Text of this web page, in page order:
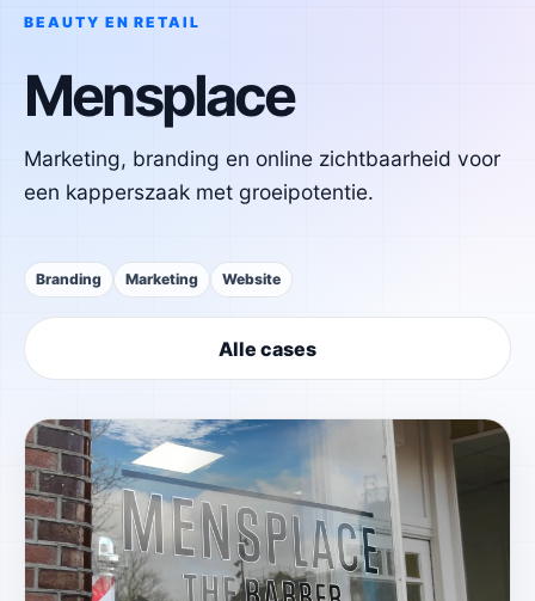
BEAUTY EN RETAIL
Mensplace
Marketing, branding en online zichtbaarheid voor
een kapperszaak met groeipotentie.
Branding Marketing Website
Alle cases